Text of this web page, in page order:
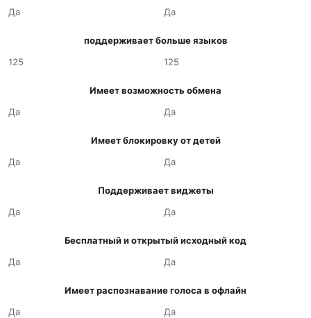
Да
Да
поддерживает больше языков
125
125
Имеет возможность обмена
Да
Да
Имеет блокировку от детей
Да
Да
Поддерживает виджеты
Да
Да
Бесплатный и открытый исходный код
Да
Да
Имеет распознавание голоса в офлайн
Да
Да